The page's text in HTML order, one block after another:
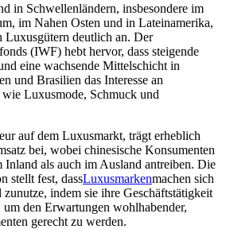
in Schwellenländern, insbesondere im
im Nahen Osten und in Lateinamerika,
Luxusgütern deutlich an. Der
(IWF) hebt hervor, dass steigende
eine wachsende Mittelschicht in
und Brasilien das Interesse an
Luxusmode, Schmuck und
auf dem Luxusmarkt, trägt erheblich
bei, wobei chinesische Konsumenten
als auch im Ausland antreiben. Die
stellt fest, dassLuxusmarkenmachen sich
zunutze, indem sie ihre Geschäftstätigkeit
den Erwartungen wohlhabender,
gerecht zu werden.